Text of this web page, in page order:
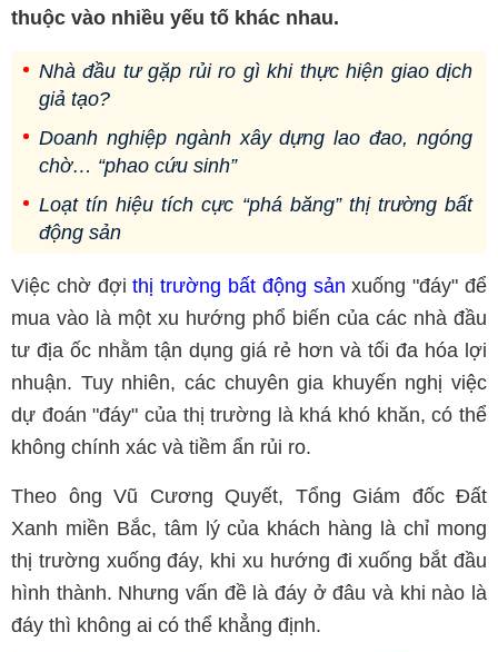
thuộc vào nhiều yếu tố khác nhau.
Nhà đầu tư gặp rủi ro gì khi thực hiện giao dịch
giả tạo?
Doanh nghiệp ngành xây dựng lao đao, ngóng
chờ… “phao cứu sinh”
Loạt tín hiệu tích cực “phá băng” thị trường bất
động sản
Việc chờ đợithị trường bất động sản xuống "đáy" để
mua vào là một xu hướng phổ biến của các nhà đầu
tư địa ốc nhằm tận dụng giá rẻ hơn và tối đa hóa lợi
nhuận. Tuy nhiên, các chuyên gia khuyến nghị việc
dự đoán "đáy" của thị trường là khá khó khăn, có thể
không chính xác và tiềm ẩn rủi ro.
Theo ông Vũ Cương Quyết, Tổng Giám đốc Đất
Xanh miền Bắc, tâm lý của khách hàng là chỉ mong
thị trường xuống đáy, khi xu hướng đi xuống bắt đầu
hình thành. Nhưng vấn đề là đáy ở đâu và khi nào là
đáy thì không ai có thể khẳng định.